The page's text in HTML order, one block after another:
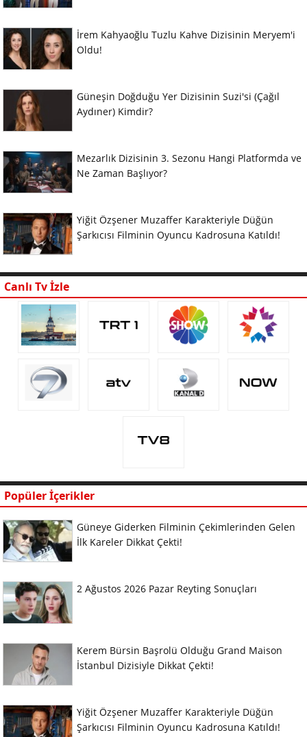
İrem Kahyaoğlu Tuzlu Kahve Dizisinin Meryem'i
Oldu!
Güneşin Doğduğu Yer Dizisinin Suzi'si (Çağıl
Aydıner) Kimdir?
Mezarlık Dizisinin 3. Sezonu Hangi Platformda ve
Ne Zaman Başlıyor?
Yiğit Özşener Muzaffer Karakteriyle Düğün
Şarkıcısı Filminin Oyuncu Kadrosuna Katıldı!
Canlı Tv İzle
Popüler İçerikler
Güneye Giderken Filminin Çekimlerinden Gelen
İlk Kareler Dikkat Çekti!
2 Ağustos 2026 Pazar Reyting Sonuçları
Kerem Bürsin Başrolü Olduğu Grand Maison
İstanbul Dizisiyle Dikkat Çekti!
Yiğit Özşener Muzaffer Karakteriyle Düğün
Şarkıcısı Filminin Oyuncu Kadrosuna Katıldı!